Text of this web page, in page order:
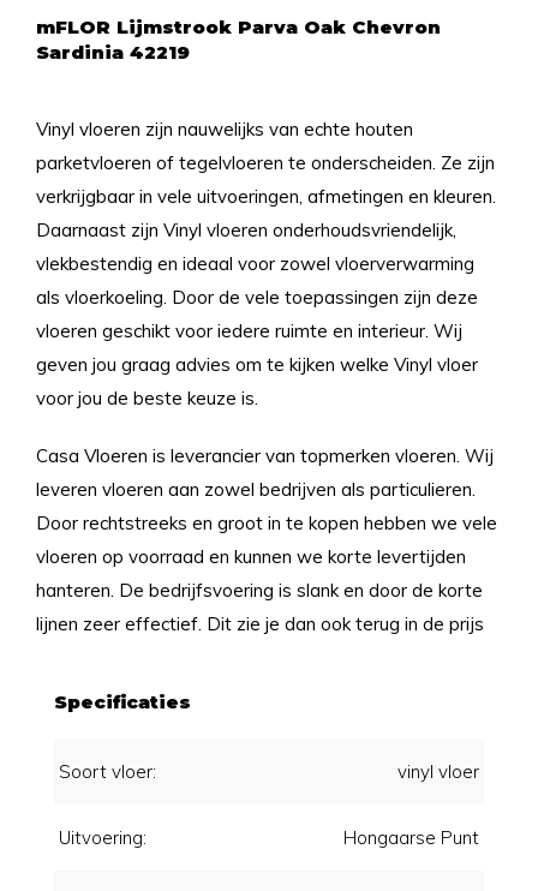
mFLOR Lijmstrook Parva Oak Chevron
Sardinia 42219
Vinyl vloeren zijn nauwelijks van echte houten
parketvloeren of tegelvloeren te onderscheiden. Ze zijn
verkrijgbaar in vele uitvoeringen, afmetingen en kleuren.
Daarnaast zijn Vinyl vloeren onderhoudsvriendelijk,
vlekbestendig en ideaal voor zowel vloerverwarming
als vloerkoeling. Door de vele toepassingen zijn deze
vloeren geschikt voor iedere ruimte en interieur. Wij
geven jou graag advies om te kijken welke Vinyl vloer
voor jou de beste keuze is.
Casa Vloeren is leverancier van topmerken vloeren. Wij
leveren vloeren aan zowel bedrijven als particulieren.
Door rechtstreeks en groot in te kopen hebben we vele
vloeren op voorraad en kunnen we korte levertijden
hanteren. De bedrijfsvoering is slank en door de korte
lijnen zeer effectief. Dit zie je dan ook terug in de prijs
Specificaties
Soort vloer: vinyl vloer
Uitvoering: Hongaarse Punt